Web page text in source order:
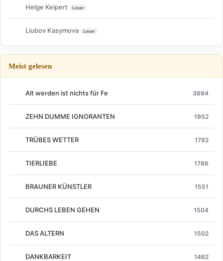
Helge Keipert Leser
Liubov Kasymova Leser
Meist gelesen
Alt werden ist nichts für Fe 3694
ZEHN DUMME IGNORANTEN 1952
TRÜBES WETTER 1792
TIERLIEBE 1786
BRAUNER KÜNSTLER 1551
DURCHS LEBEN GEHEN 1504
DAS ALTERN 1502
DANKBARKEIT 1462